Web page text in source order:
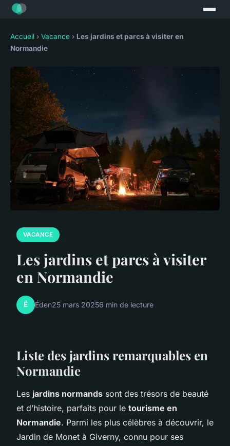
Accueil › Vacance › Les jardins et parcs à visiter en
Normandie
VACANCE
Les jardins et parcs à visiter
en Normandie
É Éden25 mars 20256 min de lecture
Liste des jardins remarquables en
Normandie
Les jardins normands sont des trésors de beauté
et d’histoire, parfaits pour le tourisme en
Normandie. Parmi les plus célèbres à découvrir, le
Jardin de Monet à Giverny, connu pour ses